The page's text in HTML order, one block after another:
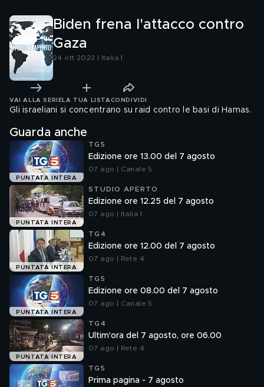
Biden frena l'attacco contro
Gaza
24 ott 2023 | Italia 1
VAI ALLA SERIE LA TUA LISTA CONDIVIDI
Gli israeliani si concentrano su raid contro le basi di Hamas.
Guarda anche
PUNTATA INTERA
TG5
Edizione ore 13.00 del 7 agosto
07 ago | Canale 5
PUNTATA INTERA
STUDIO APERTO
Edizione ore 12.25 del 7 agosto
07 ago | Italia 1
PUNTATA INTERA
TG4
Edizione ore 12.00 del 7 agosto
07 ago | Rete 4
PUNTATA INTERA
TG5
Edizione ore 08.00 del 7 agosto
07 ago | Canale 5
PUNTATA INTERA
TG4
Ultim'ora del 7 agosto, ore 06.00
07 ago | Rete 4
TG5
Prima pagina - 7 agosto